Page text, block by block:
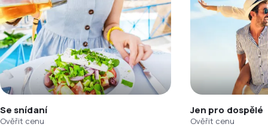
Se snídaní
Ověřit cenu
Jen pro dospělé
Ověřit cenu